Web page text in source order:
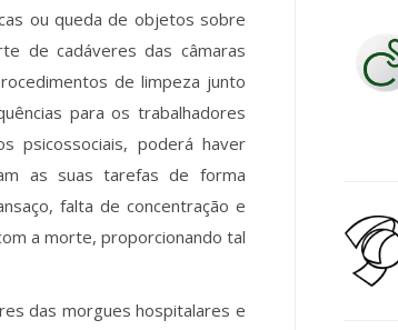
ou queda de objetos sobre
de cadáveres das câmaras
de limpeza junto
para os trabalhadores
psicossociais, poderá haver
as suas tarefas de forma
falta de concentração e
a morte, proporcionando tal
das morgues hospitalares e